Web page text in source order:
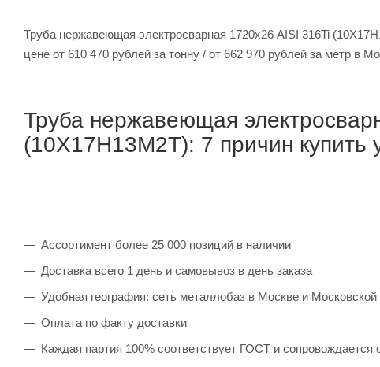
Труба нержавеющая электросварная 1720х26 AISI 316Ti
цене от 610 470 рублей за тонну / от 662 970 рублей за
Труба нержавеющая
(10Х17Н13М2Т): 7 причин купить
Ассортимент более 25 000 позиций в наличии
Доставка всего 1 день и самовывоз в день заказа
Удобная география: сеть металлобаз в Москве и Московской
Оплата по факту доставки
Каждая партия 100% соответствует ГОСТ и сопровождается